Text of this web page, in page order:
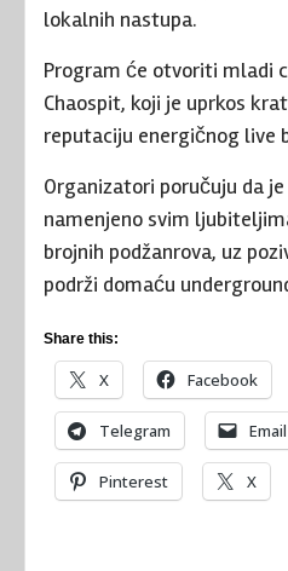
lokalnih nastupa.
Program će otvoriti mladi
Chaospit, koji je uprkos
reputaciju energičnog live
Organizatori poručuju da
namenjeno svim
brojnih podžanrova, uz
podrži domaću
Share this:
X Facebook
Telegram Email
Pinterest X